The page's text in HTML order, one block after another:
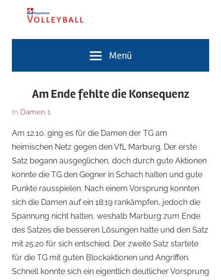
TG
Rüsselsheim
Volleyballabteilung
Menü
Am Ende fehlte die Konsequenz
Am
Oktober
2019
Von
Dietz
In Damen 1
Am 12.10. ging es für die Damen der TG am
heimischen Netz gegen den VfL Marburg. Der erste
Satz begann ausgeglichen, doch durch gute Aktionen
konnte die TG den Gegner in Schach halten und gute
Punkte rausspielen. Nach einem Vorsprung konnten
sich die Damen auf ein 18:19 rankämpfen, jedoch die
Spannung nicht halten, weshalb Marburg zum Ende
des Satzes die besseren Lösungen hatte und den Satz
mit 25:20 für sich entschied. Der zweite Satz startete
für die TG mit guten Blockaktionen und Angriffen.
Schnell konnte sich ein eigentlich deutlicher Vorsprung